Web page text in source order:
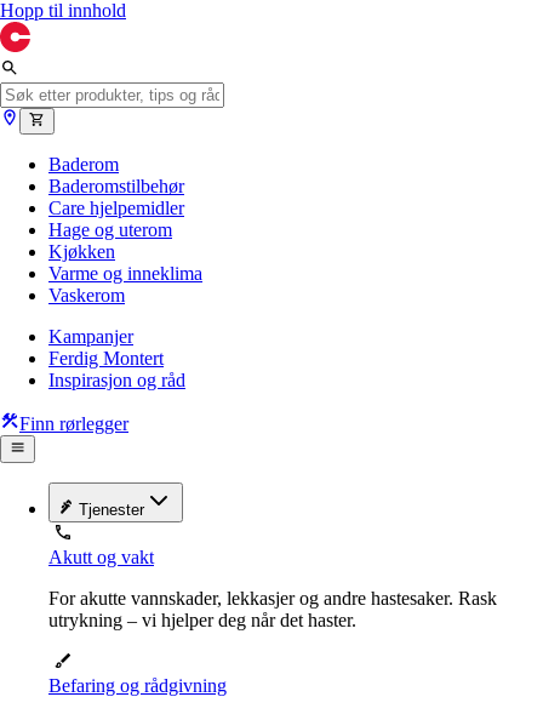
Hopp til innhold
Baderom
Baderomstilbehør
Care hjelpemidler
Hage og uterom
Kjøkken
Varme og inneklima
Vaskerom
Kampanjer
Ferdig Montert
Inspirasjon og råd
Finn rørlegger
Tjenester
Akutt og vakt
For akutte vannskader, lekkasjer og andre hastesaker. Rask
utrykning – vi hjelper deg når det haster.
Befaring og rådgivning